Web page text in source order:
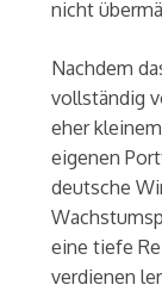
nicht
Nachdem
vollständig
eher
eigenen
deutsche
eine tiefe
verdienen